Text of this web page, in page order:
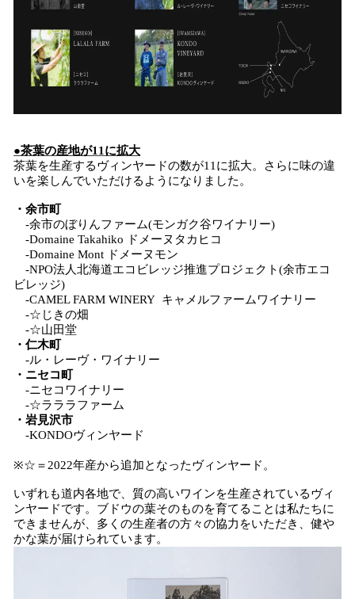
●茶葉の産地が11に拡大
茶葉を生産するヴィンヤードの数が11に拡大。さらに味の違
いを楽しんでいただけるようになりました。
・余市町
-余市のぼりんファーム(モンガク谷ワイナリー)
-Domaine Takahiko ドメーヌタカヒコ
-Domaine Mont ドメーヌモン
-NPO法人北海道エコビレッジ推進プロジェクト(余市エコ
ビレッジ)
-CAMEL FARM WINERY キャメルファームワイナリー
-☆じきの畑
-☆山田堂
・仁木町
-ル・レーヴ・ワイナリー
・ニセコ町
-ニセコワイナリー
-☆ラララファーム
・岩見沢市
-KONDOヴィンヤード
※☆＝2022年産から追加となったヴィンヤード。
いずれも道内各地で、質の高いワインを生産されているヴィ
ンヤードです。ブドウの葉そのものを育てることは私たちに
できませんが、多くの生産者の方々の協力をいただき、健や
かな葉が届けられています。